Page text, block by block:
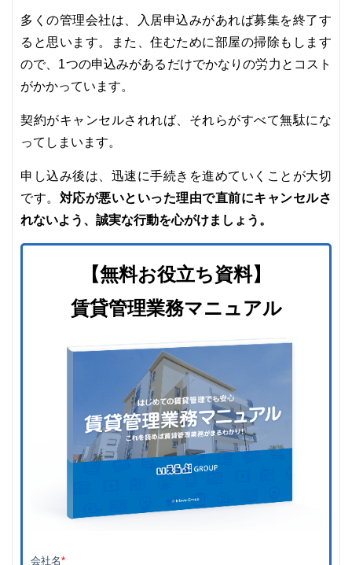
多くの管理会社は、入居申込みがあれば募集を終了す
ると思います。また、住むために部屋の掃除もします
ので、1つの申込みがあるだけでかなりの労力とコスト
がかかっています。
契約がキャンセルされれば、それらがすべて無駄にな
ってしまいます。
申し込み後は、迅速に手続きを進めていくことが大切
です。 対応が悪いといった理由で直前にキャンセルさ
れないよう、誠実な行動を心がけましょう。
【無料お役立ち資料】
賃貸管理業務マニュアル